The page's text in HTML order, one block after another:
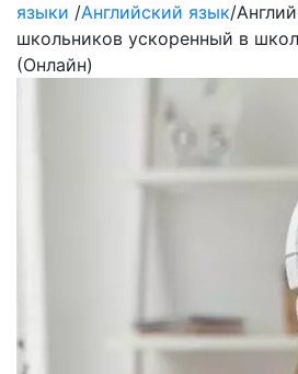
языки /Английский язык/
школьников ускоренный в
(Онлайн)